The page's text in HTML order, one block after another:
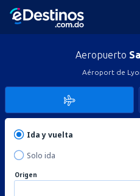
Aeropuerto
Aéroport de
Ida y vuelta
Solo ida
Origen